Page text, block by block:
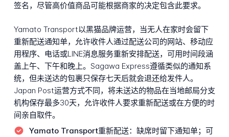
签名，尽管高价值商品可能根据商家的决定包含此要求。
Yamato Transport以黑猫品牌运营，当无人在家时会留下
重新配送通知单，允许收件人通过配送公司的网站、移动应
用程序、电话或LINE消息服务重新安排配送，可用时间段涵
盖上午、下午和晚上。Sagawa Express遵循类似的通知系
统，但未送达的包裹只保存七天后就会退还给发件人。
Japan Post运营方式不同，将未送达的物品在当地邮局分支
机构保存最多30天，允许收件人要求重新配送或在方便的时
间亲自取件。
Yamato Transport重新配送： 缺席时留下通知单；可